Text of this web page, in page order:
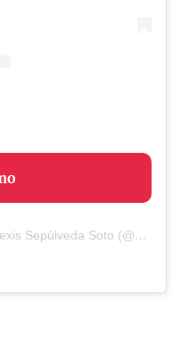
Una publicación compartida de Alexis Sepúlveda Soto (@alexissepulvedasoto)